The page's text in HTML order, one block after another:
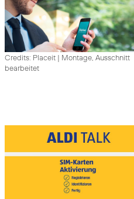
Credits: Placeit | Montage, Ausschnitt
bearbeitet